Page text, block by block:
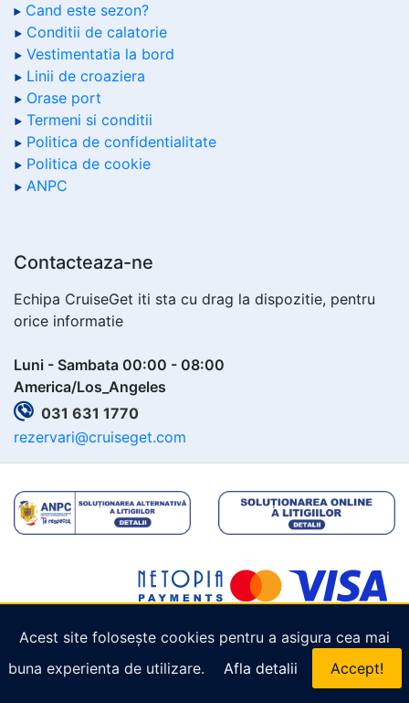
Acest site folosește cookies pentru a asigura cea mai
buna experienta de utilizare.
Afla detalii Accept!
Cand este sezon?
Conditii de calatorie
Vestimentatia la bord
Linii de croaziera
Orase port
Termeni si conditii
Politica de confidentialitate
Politica de cookie
ANPC
Contacteaza-ne
Echipa CruiseGet iti sta cu drag la dispozitie, pentru
orice informatie
Luni - Sambata 00:00 - 08:00
America/Los_Angeles
031 631 1770
rezervari@cruiseget.com
Copyright © 2026 Cruiseget.com . Toate drepturile
rezervate.